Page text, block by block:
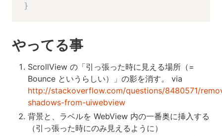
}
やってる事
ScrollView の「引っ張った時に見える場所（=
Bounce というらしい）」の影を消す。 via
http://stackoverflow.com/questions/8480571/
shadows-from-uiwebview
背景と、ラベルを WebView 内の一番奥に挿入する
（引っ張った時にのみ見えるように）